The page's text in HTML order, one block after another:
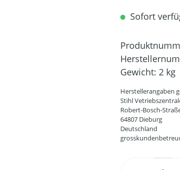
Sofort
Gewicht: 2 kg
Herstellerangaben
Stihl
Robert-Bosch-
64807 Dieburg
Deutschland
Produkt